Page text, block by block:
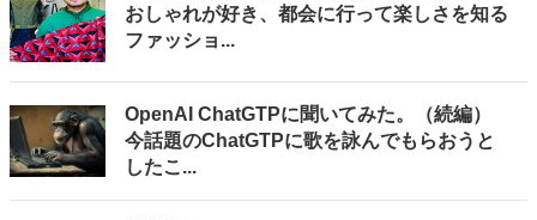
おしゃれが好き、都会に行って楽しさを知る
ファッショ...
OpenAI ChatGTPに聞いてみた。（続編）
今話題のChatGTPに歌を詠んでもらおうと
したこ...